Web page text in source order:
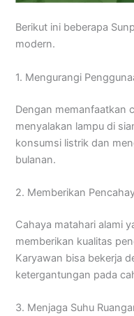
Berikut ini beberapa
modern.
1. Mengurangi
Dengan memanfaatkan
menyalakan lampu di
konsumsi listrik dan
bulanan.
2. Memberikan
Cahaya matahari alami
memberikan kualitas
Karyawan bisa bekerja
ketergantungan pada
3. Menjaga Suhu